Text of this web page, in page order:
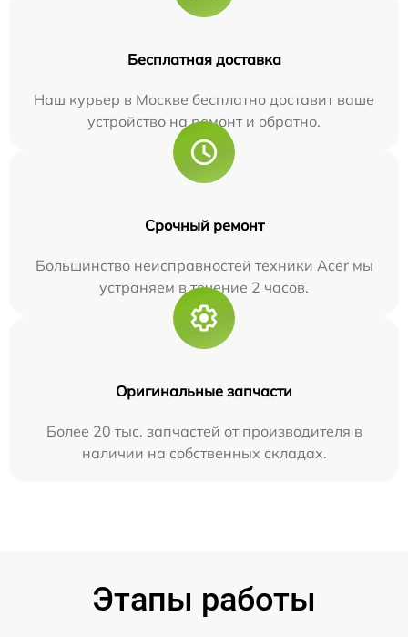
Бесплатная доставка
Наш курьер в Москве бесплатно доставит ваше
устройство на ремонт и обратно.
Срочный ремонт
Большинство неисправностей техники Acer мы
устраняем в течение 2 часов.
Оригинальные запчасти
Более 20 тыс. запчастей от производителя в
наличии на собственных складах.
Этапы работы